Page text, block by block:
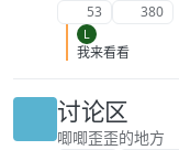
53 380
L
我来看看
讨论区
唧唧歪歪的地方